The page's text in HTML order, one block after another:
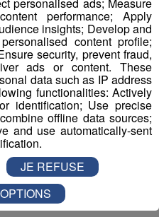
10h03 2'52"
09h32 2'09"
09h06 2'56"
08h34 2'12"
08h05 3'01"
07h10
13h03 2'02"
de glace reste
du Midi
par la Compagnie
ce mercredi 5 août
performance; Apply
insights; Develop and
content profile;
security, prevent fraud,
ads or content. These
data such as IP address
functionalities: Actively
identification; Use precise
offline data sources;
and use automatically-sent
JE REFUSE